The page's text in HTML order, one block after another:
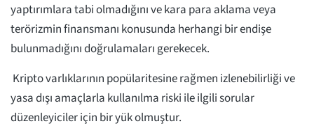
yaptırımlara tabi olmadığını ve kara para aklama veya
terörizmin finansmanı konusunda herhangi bir endişe
bulunmadığını doğrulamaları gerekecek.
Kripto varlıklarının popülaritesine rağmen izlenebilirliği ve
yasa dışı amaçlarla kullanılma riski ile ilgili sorular
düzenleyiciler için bir yük olmuştur.